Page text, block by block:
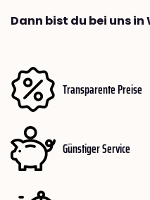
Dann bist du bei uns
Transparente Preise
Günstiger Service